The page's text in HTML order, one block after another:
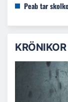
Peab tar